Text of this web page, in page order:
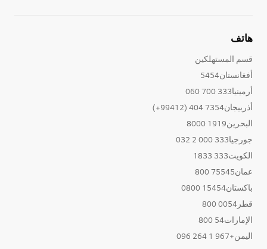
هاتف
قسم المستهلكين
أفغانستان5454
أرمينيا333 700 060
أذربيجان7354 404 (99412+)
البحرين1919 8000
جورجيا333 000 2 032
الكويت333 1833
عمان75545 800
باكستان15454 0800
قطر0054 800
الإمارات54 800
اليمن+967 1 264 096